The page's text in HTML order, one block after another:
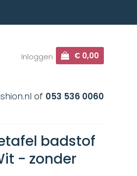
Inloggen € 0,00
of 053 536 0060
badstof
- zonder